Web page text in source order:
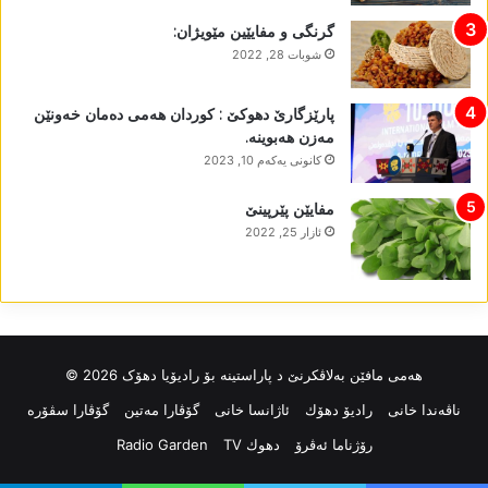
گرنگی و مفایێین مێویژان:
شوبات 28, 2022
پارێزگارێ دھوکێ : کوردان ھەمی دەمان خەونێن
مەزن ھەبوینە.
كانونی یه‌كه‌م 10, 2023
مفایێن پێرپینێ
ئازار 25, 2022
ھەمی مافێن بەلاڤکرنێ د پاراستینە بۆ رادیۆیا دھۆک 2026 ©
ناڤه‌ندا خانی
رادیۆ دهۆك ئاژانسا خانی گۆڤارا مەتین
گۆڤارا سڤۆرە
رۆژناما ئەڤرۆ
دهوك TV Radio Garden